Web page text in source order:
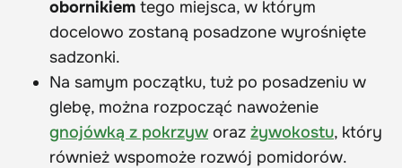
obornikiem tego miejsca, w którym
docelowo zostaną posadzone wyrośnięte
sadzonki.
Na samym początku, tuż po posadzeniu w
glebę, można rozpocząć nawożenie
gnojówką z pokrzyw oraz żywokostu, który
również wspomoże rozwój pomidorów.